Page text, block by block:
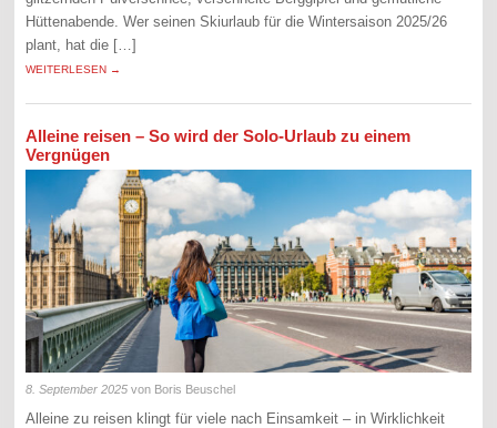
Hüttenabende. Wer seinen Skiurlaub für die Wintersaison 2025/26
plant, hat die […]
WEITERLESEN →
Alleine reisen – So wird der Solo-Urlaub zu einem
Vergnügen
8. September 2025 von Boris Beuschel
Alleine zu reisen klingt für viele nach Einsamkeit – in Wirklichkeit